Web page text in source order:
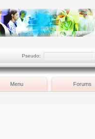
Pseudo:
Menu Forums